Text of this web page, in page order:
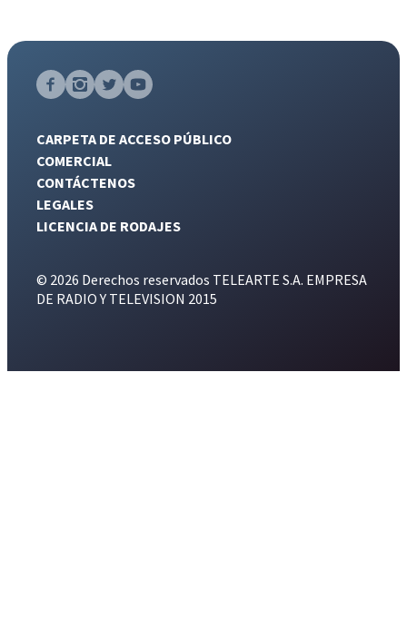
CARPETA DE ACCESO PÚBLICO
COMERCIAL
CONTÁCTENOS
LEGALES
LICENCIA DE RODAJES
© 2026 Derechos reservados TELEARTE S.A. EMPRESA
DE RADIO Y TELEVISION 2015